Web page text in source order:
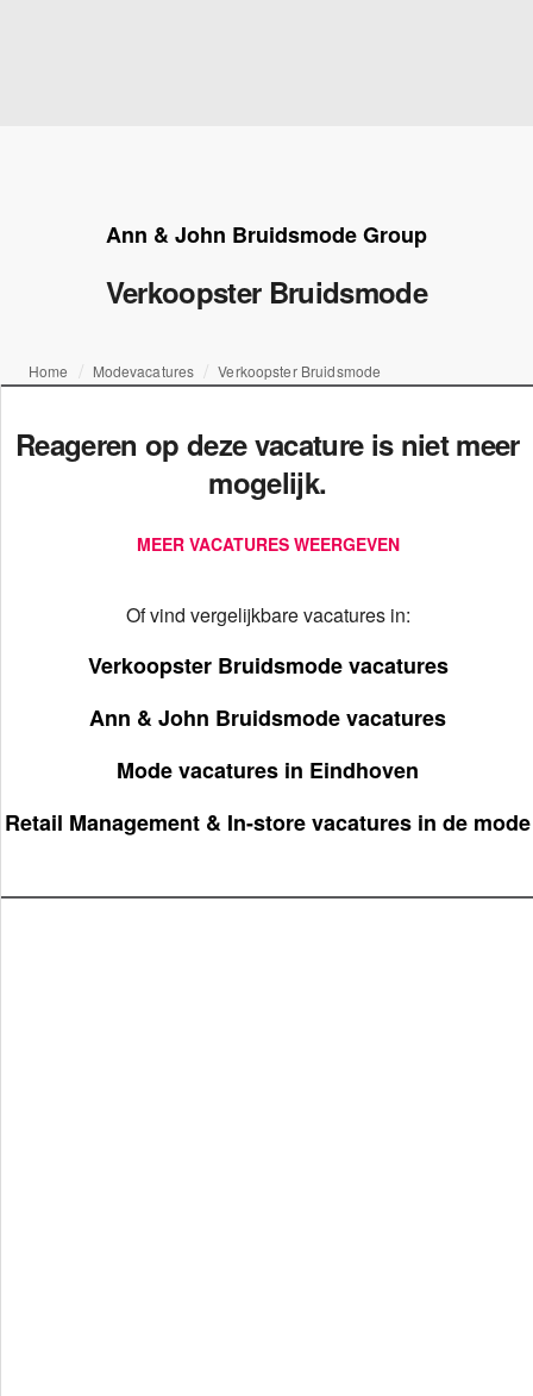
Ann & John Bruidsmode Group
Verkoopster Bruidsmode
Home Modevacatures Verkoopster Bruidsmode
Reageren op deze vacature is niet meer
mogelijk.
MEER VACATURES WEERGEVEN
Of vind vergelijkbare vacatures in:
Verkoopster Bruidsmode vacatures
Ann & John Bruidsmode vacatures
Mode vacatures in Eindhoven
Retail Management & In-store vacatures in de mode